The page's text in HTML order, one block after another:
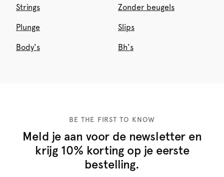
Strings Zonder beugels
Plunge Slips
Body's Bh's
BE THE FIRST TO KNOW
Meld je aan voor de newsletter en
krijg 10% korting op je eerste
bestelling.